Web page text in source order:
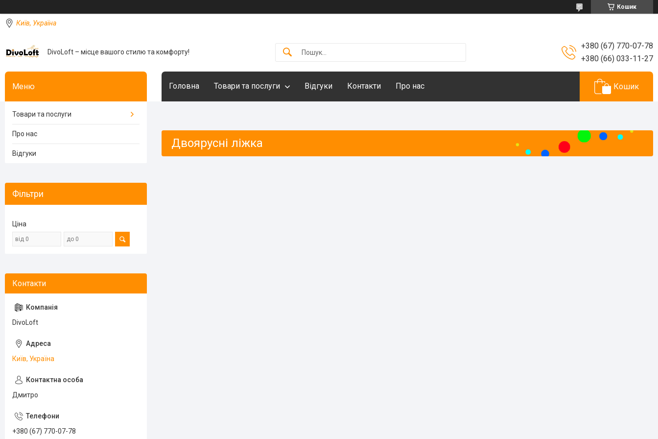
Кошик
Київ, Україна
DivoLoft – місце вашого стилю та комфорту!
+380 (67) 770-07-78
+380 (66) 033-11-27
Головна Товари та послуги Відгуки Контакти Про нас Кошик
Двоярусні ліжка
Товари та послуги
Про нас
Відгуки
Фільтри
Ціна
DivoLoft
Київ, Україна
Дмитро
+380 (67) 770-07-78